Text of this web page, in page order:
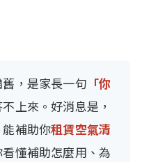
，是家長一句 「你
上來。好消息是，
補助你租賃空氣清
懂補助怎麼用、為